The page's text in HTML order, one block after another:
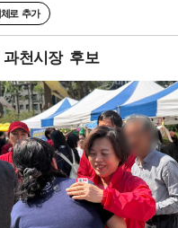
로 추가
천시장 후보